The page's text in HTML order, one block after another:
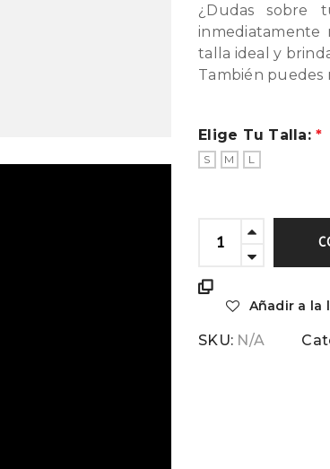
¿Dudas sobre
inmediatamente
talla ideal y
También puedes
Elige Tu Talla:
S M L
Añadir a la
SKU: N/A